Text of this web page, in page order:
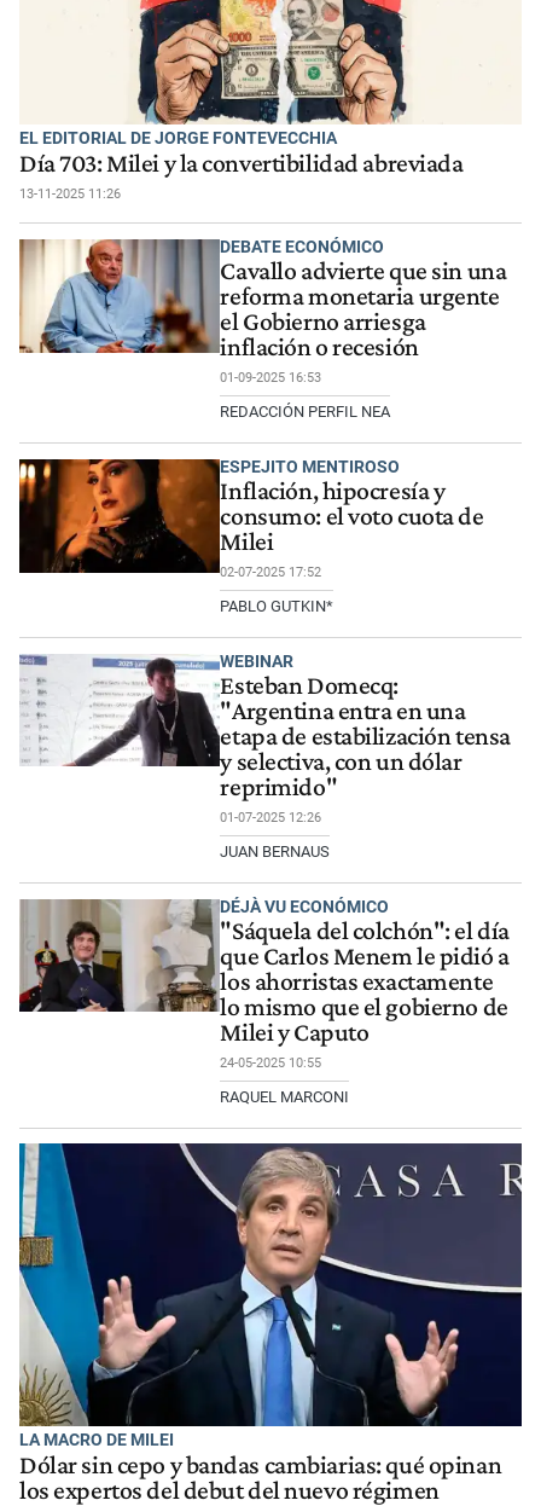
EL EDITORIAL DE JORGE FONTEVECCHIA
Día 703: Milei y la convertibilidad abreviada
13-11-2025 11:26
DEBATE ECONÓMICO
Cavallo advierte que sin una
reforma monetaria urgente
el Gobierno arriesga
inflación o recesión
01-09-2025 16:53
REDACCIÓN PERFIL NEA
ESPEJITO MENTIROSO
Inflación, hipocresía y
consumo: el voto cuota de
Milei
02-07-2025 17:52
PABLO GUTKIN*
WEBINAR
Esteban Domecq:
"Argentina entra en una
etapa de estabilización tensa
y selectiva, con un dólar
reprimido"
01-07-2025 12:26
JUAN BERNAUS
DÉJÀ VU ECONÓMICO
"Sáquela del colchón": el día
que Carlos Menem le pidió a
los ahorristas exactamente
lo mismo que el gobierno de
Milei y Caputo
24-05-2025 10:55
RAQUEL MARCONI
LA MACRO DE MILEI
Dólar sin cepo y bandas cambiarias: qué opinan
los expertos del debut del nuevo régimen